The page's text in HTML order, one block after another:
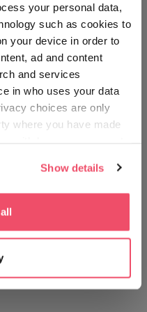
your personal data,
such as cookies to
your device in order to
ad and content
and services
in who uses your data
choices are only
where you have made
several meters
scanning it for
Show details
UNGHERESE